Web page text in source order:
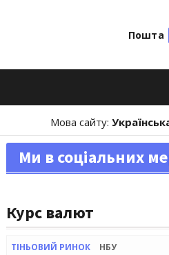
Пошта
Мова сайту:
Ми в соціальних
Курс валют
ТІНЬОВИЙ РИНОК НБУ